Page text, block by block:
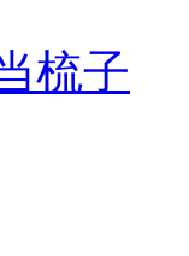
梳子